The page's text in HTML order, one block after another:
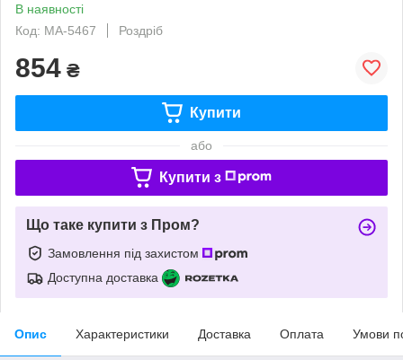
В наявності
Код: MA-5467
Роздріб
854 ₴
Купити
або
Купити з
Що таке купити з Пром?
Замовлення під захистом
Доступна доставка
Опис Характеристики Доставка Оплата Умови